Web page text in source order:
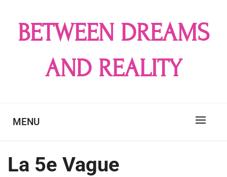
contentBETWEEN DREAMS
AND REALITY
MENU
La 5e Vague